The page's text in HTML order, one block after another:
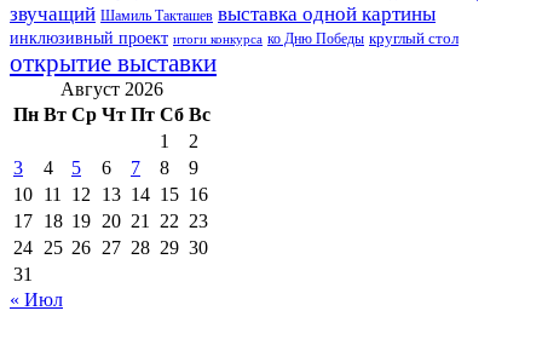
звучащий Шамиль Такташев выставка одной картины
инклюзивный проект итоги конкурса ко Дню Победы круглый стол
открытие выставки
Август 2026
Пн Вт Ср Чт Пт Сб Вс
1
2
3
4 5 6 7 8
9
10 11 12 13 14 15 16
17 18 19 20 21 22 23
24 25 26 27 28 29 30
31
« Июл